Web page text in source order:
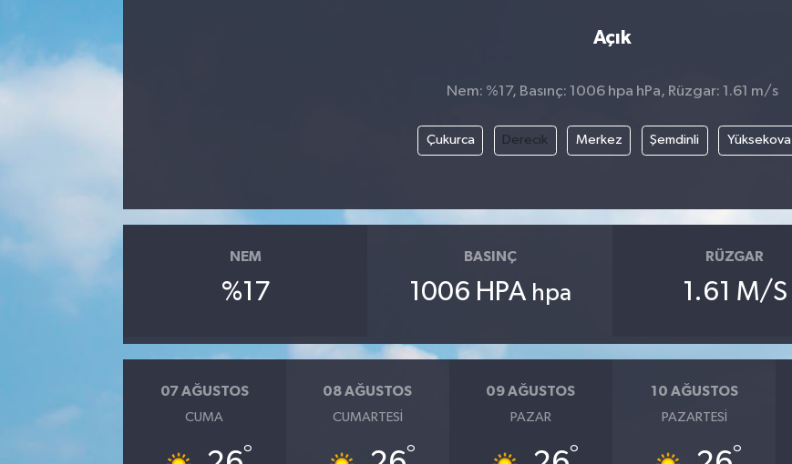
Açık
Nem: %17, Basınç: 1006 hpa hPa, Rüzgar: 1.61 m/s
Çukurca Derecik Merkez Şemdinli Yüksekova
NEM
%17
BASINÇ
1006 HPA hpa
RÜZGAR
1.61 M/S
07 AĞUSTOS
CUMA
°
08 AĞUSTOS
CUMARTESI
°
09 AĞUSTOS
PAZAR
°
10 AĞUSTOS
PAZARTESI
°